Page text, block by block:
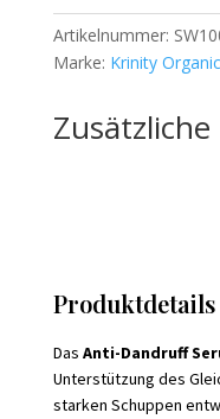
Dandruff
Serum
-
Menge
Artikelnummer:
Marke: Krinity Organic
Produktdetails
Das Anti-Dandruff
Unterstützung des
starken Schuppen